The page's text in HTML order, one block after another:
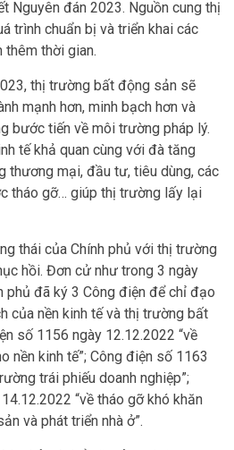
Nguyên đán 2023. Nguồn cung thị
trình chuẩn bị và triển khai các
thêm thời gian.
thị trường bất động sản sẽ
mạnh hơn, minh bạch hơn và
bước tiến về môi trường pháp lý.
tế khả quan cùng với đà tăng
thương mại, đầu tư, tiêu dùng, các
tháo gỡ… giúp thị trường lấy lại
thái của Chính phủ với thị trường
hồi. Đơn cử như trong 3 ngày
phủ đã ký 3 Công điện để chỉ đạo
của nền kinh tế và thị trường bất
số 1156 ngày 12.12.2022 “về
nền kinh tế”; Công điện số 1163
trái phiếu doanh nghiệp”;
“về tháo gỡ khó khăn
và phát triển nhà ở”.